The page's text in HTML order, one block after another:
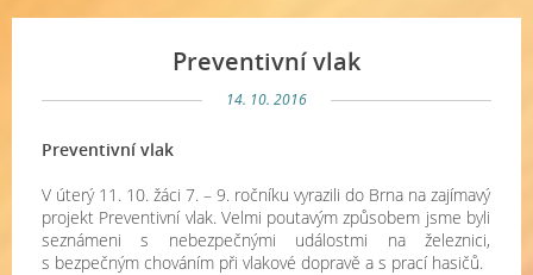
Preventivní vlak
14. 10. 2016
Preventivní vlak
V úterý 11. 10. žáci 7. – 9. ročníku vyrazili do Brna na zajímavý
projekt Preventivní vlak. Velmi poutavým způsobem jsme byli
seznámeni s nebezpečnými událostmi na železnici,
s bezpečným chováním při vlakové dopravě a s prací hasičů.